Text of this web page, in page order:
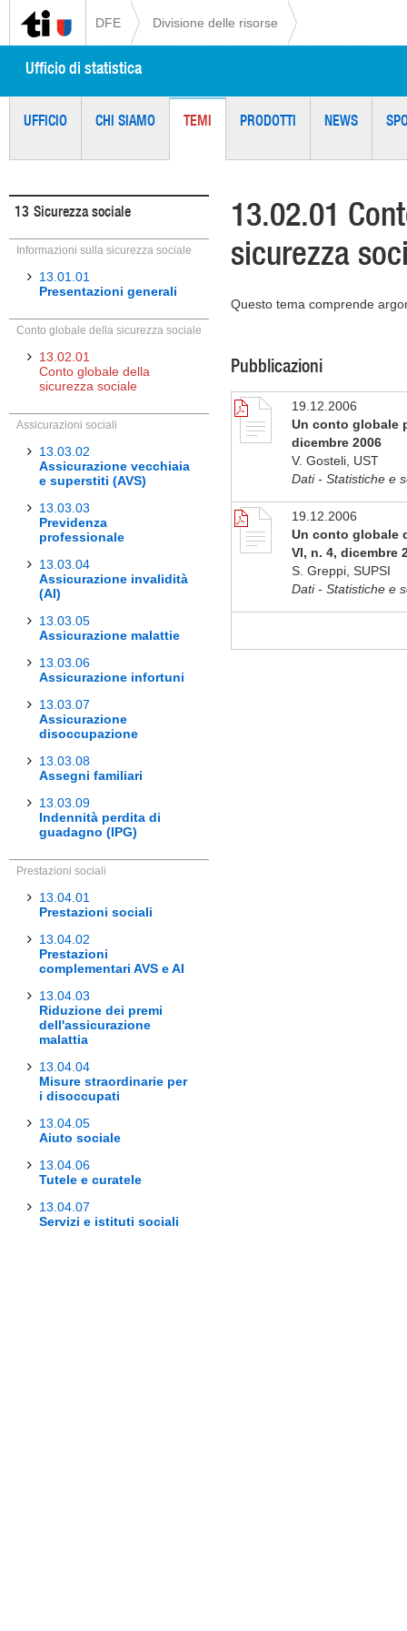
DFE Divisione delle risorse
Ufficio di statistica
UFFICIO CHI SIAMO TEMI PRODOTTI NEWS
13 Sicurezza sociale
Informazioni sulla sicurezza sociale
13.01.01
Presentazioni generali
Conto globale della sicurezza sociale
13.02.01
Conto globale della
sicurezza sociale
Assicurazioni sociali
13.03.02
Assicurazione vecchiaia
e superstiti (AVS)
13.03.03
Previdenza
professionale
13.03.04
Assicurazione invalidità
(AI)
13.03.05
Assicurazione malattie
13.03.06
Assicurazione infortuni
13.03.07
Assicurazione
disoccupazione
13.03.08
Assegni familiari
13.03.09
Indennità perdita di
guadagno (IPG)
Prestazioni sociali
13.04.01
Prestazioni sociali
13.04.02
Prestazioni
complementari AVS e AI
13.04.03
Riduzione dei premi
dell'assicurazione
malattia
13.04.04
Misure straordinarie per
i disoccupati
13.04.05
Aiuto sociale
13.04.06
Tutele e curatele
13.04.07
Servizi e istituti sociali
13.02.01
sicurezza
Questo tema comprende
Pubblicazioni
19.12.2006
Un conto globale
dicembre 2006
V. Gosteli, UST
Dati - Statistiche e
19.12.2006
Un conto globale
VI, n. 4, dicembre
S. Greppi, SUPSI
Dati - Statistiche e